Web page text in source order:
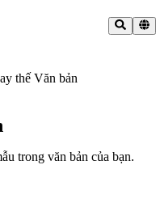
thế Văn bản
trong văn bản của bạn.